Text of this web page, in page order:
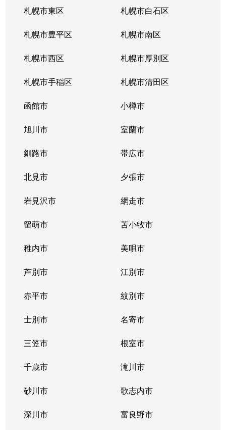
札幌市東区 札幌市白石区
札幌市豊平区 札幌市南区
札幌市西区 札幌市厚別区
札幌市手稲区 札幌市清田区
函館市 小樽市
旭川市 室蘭市
釧路市 帯広市
北見市 夕張市
岩見沢市 網走市
留萌市 苫小牧市
稚内市 美唄市
芦別市 江別市
赤平市 紋別市
士別市 名寄市
三笠市 根室市
千歳市 滝川市
砂川市 歌志内市
深川市 富良野市